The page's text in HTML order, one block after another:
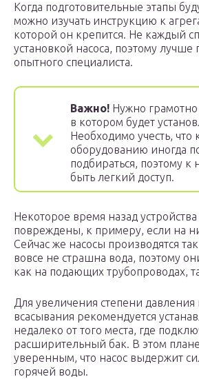
Когда подготовительные этапы
можно изучать инструкцию к
которой он крепится. Не каждый
установкой насоса, поэтому лучше
опытного специалиста.
Важно! Нужно
в котором будет
Необходимо учесть, что
оборудованию иногда
подбираться, поэтому к
быть легкий доступ.
Некоторое время назад
повреждены, к примеру, если на
Сейчас же насосы производятся
вовсе не страшна вода, поэтому
как на подающих трубопроводах,
Для увеличения степени давления
всасывания рекомендуется
недалеко от того места, где
расширительный бак. В этом
уверенным, что насос выдержит
горячей воды.